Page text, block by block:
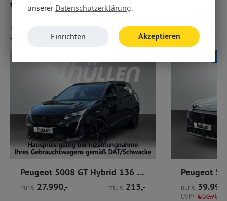
Verfügbare Peugeot 5008
NEUWAGEN/TAGESZULASSUNGEN GEBRAUCHTWAGEN
Peugeot 5008 GT Hybrid 136 e-DSC6 / 360 Kamera / AHK / SHZ
nur€ 27.990,- mtl.€ 213,- nur€
UVP1 €50.780,-
unserer Datenschutzerklärung.
Einrichten Akzeptieren